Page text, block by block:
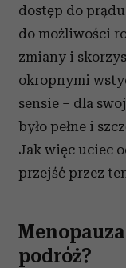
dostęp do prądu
do możliwości
zmiany i
okropnymi
sensie – dla
było pełne i
Jak więc uciec
przejść przez
podróż?